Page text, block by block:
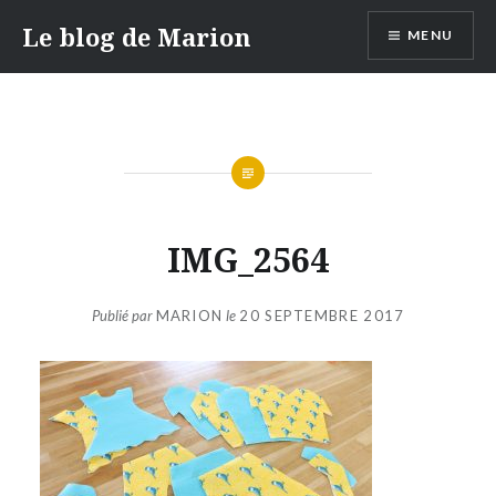
contenu
Le blog de Marion MENU
IMG_2564
Publié parMARION le 20 SEPTEMBRE 2017